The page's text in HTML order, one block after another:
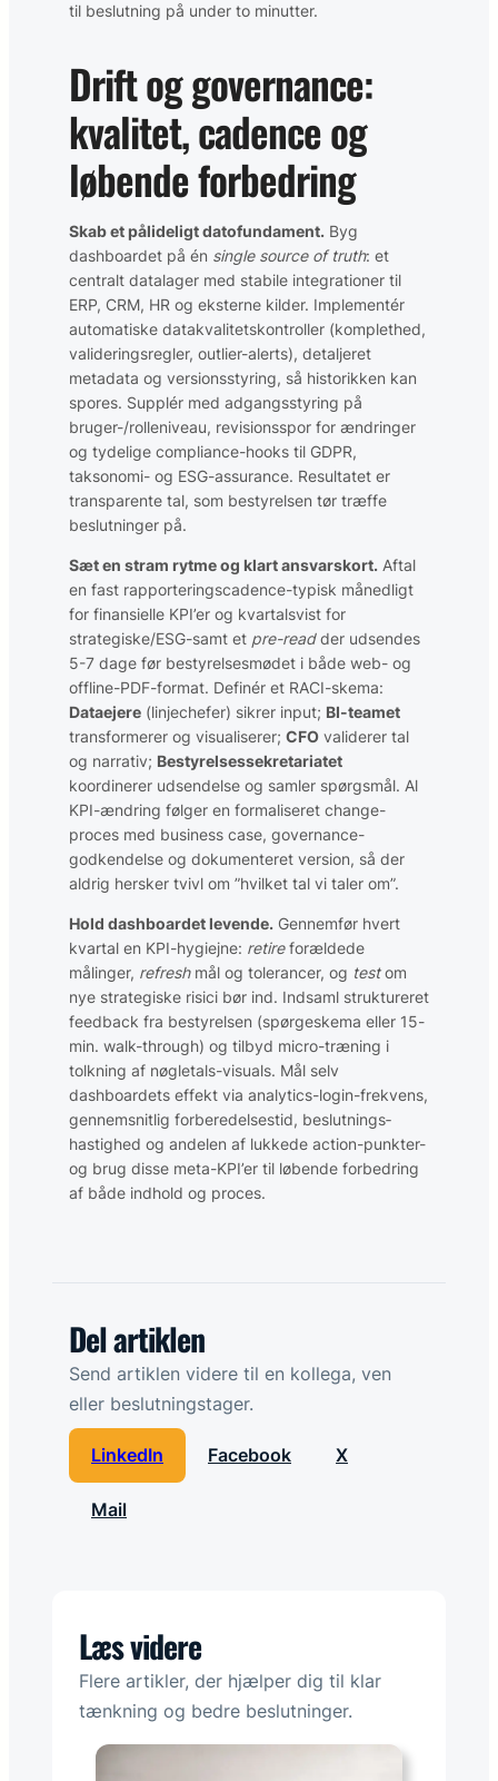
til beslutning på under to minutter.
Drift og governance:
kvalitet, cadence og
løbende forbedring
Skab et pålideligt datofundament. Byg
dashboardet på én single source of truth: et
centralt datalager med stabile integrationer til
ERP, CRM, HR og eksterne kilder. Implementér
automatiske datakvalitets­kontroller (komplethed,
validerings­regler, outlier-alerts), detaljeret
metadata og versions­styring, så historikken kan
spores. Supplér med adgangsstyring på
bruger-/rolle­niveau, revisionsspor for ændringer
og tydelige compliance-hooks til GDPR,
taksonomi- og ESG-assurance. Resultatet er
transparente tal, som bestyrelsen tør træffe
beslutninger på.
Sæt en stram rytme og klart ansvars­kort. Aftal
en fast rapporterings­cadence-typisk månedligt
for finansielle KPI’er og kvartalsvist for
strategiske/ESG-samt et pre-readder udsendes
5-7 dage før bestyrelses­mødet i både web- og
offline-PDF-format. Definér et RACI-skema:
Dataejere (linje­chefer) sikrer input; BI-teamet
transformerer og visualiserer; CFO validerer tal
og narrativ; Bestyrelses­sekretariatet
koordinerer udsendelse og samler spørgsmål. Al
KPI-ændring følger en formaliseret change-
proces med business case, governance-
godkendelse og dokumenteret version, så der
aldrig hersker tvivl om ”hvilket tal vi taler om”.
Hold dashboardet levende. Gennemfør hvert
kvartal en KPI-hygiejne: retireforældede
målinger, refreshmål og tolerancer, og testom
nye strategiske risici bør ind. Indsaml struktureret
feedback fra bestyrelsen (spørge­skema eller 15-
min. walk-through) og tilbyd micro-træning i
tolkning af nøgletals-visuals. Mål selv
dashboardets effekt via analytics-login-frekvens,
gennemsnitlig forberedelses­tid, beslutnings­
hastighed og andelen af lukkede action-punkter-
og brug disse meta-KPI’er til løbende forbedring
af både indhold og proces.
Del artiklen
Send artiklen videre til en kollega, ven
eller beslutningstager.
LinkedIn Facebook X
Mail
Læs videre
Flere artikler, der hjælper dig til klar
tænkning og bedre beslutninger.